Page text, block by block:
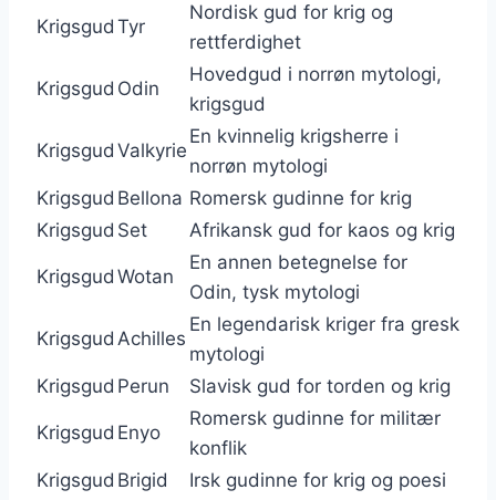
Krigsgud Tyr
Nordisk gud for krig og
rettferdighet
Krigsgud Odin
Hovedgud i norrøn mytologi,
krigsgud
Krigsgud Valkyrie
En kvinnelig krigsherre i
norrøn mytologi
Krigsgud Bellona Romersk gudinne for krig
Krigsgud Set Afrikansk gud for kaos og krig
Krigsgud Wotan
En annen betegnelse for
Odin, tysk mytologi
Krigsgud Achilles
En legendarisk kriger fra gresk
mytologi
Krigsgud Perun Slavisk gud for torden og krig
Krigsgud Enyo
Romersk gudinne for militær
konflik
Krigsgud Brigid Irsk gudinne for krig og poesi